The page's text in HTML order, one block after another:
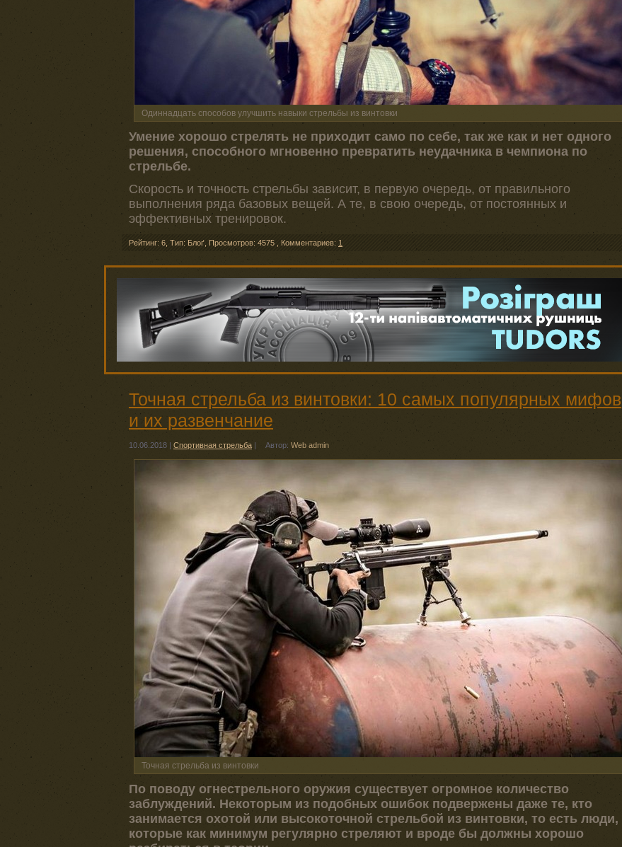
Одиннадцать способов улучшить навыки стрельбы из винтовки
Умение хорошо стрелять не приходит само по себе, так же как и нет одного
решения, способного мгновенно превратить неудачника в чемпиона по
стрельбе.
Скорость и точность стрельбы зависит, в первую очередь, от правильного
выполнения ряда базовых вещей. А те, в свою очередь, от постоянных и
эффективных тренировок.
Рейтинг: 6 Тип: Блоґ Просмотров: 4575 Комментариев: 1
Точная стрельба из винтовки: 10 самых популярных мифов
и их развенчание
10.06.2018 | Спортивная стрельба | Автор: Web admin
Точная стрельба из винтовки
По поводу огнестрельного оружия существует огромное количество
заблуждений. Некоторым из подобных ошибок подвержены даже те, кто
занимается охотой или высокоточной стрельбой из винтовки, то есть люди,
которые как минимум регулярно стреляют и вроде бы должны хорошо